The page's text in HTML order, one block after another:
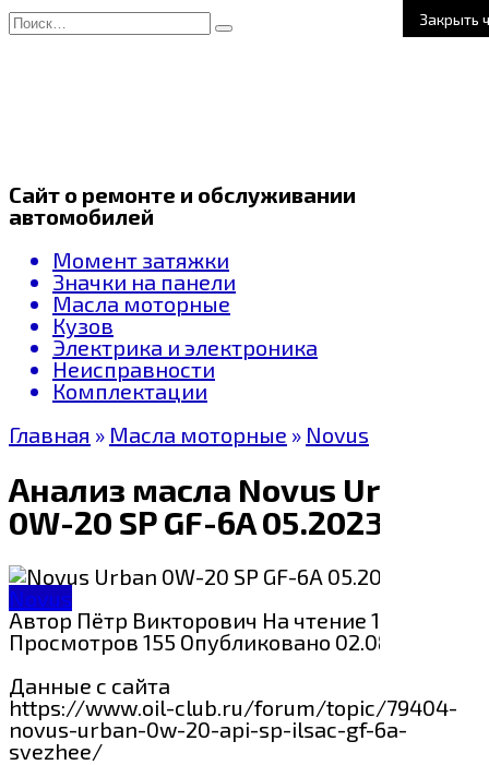
Закрыть
Перейти
к
Search
for:
Сайт о ремонте и обслуживании
автомобилей
Момент затяжки
Значки на панели
Масла моторные
Кузов
Электрика и электроника
Неисправности
Комплектации
Главная » Масла моторные » Novus
Анализ масла Novus Urban
0W-20 SP GF-6A 05.2023
Novus
Автор Пётр Викторович На чтение 1 мин
Просмотров 155 Опубликовано 02.08.2024
Данные с сайта
https://www.oil-club.ru/forum/topic/79404-
novus-urban-0w-20-api-sp-ilsac-gf-6a-
svezhee/